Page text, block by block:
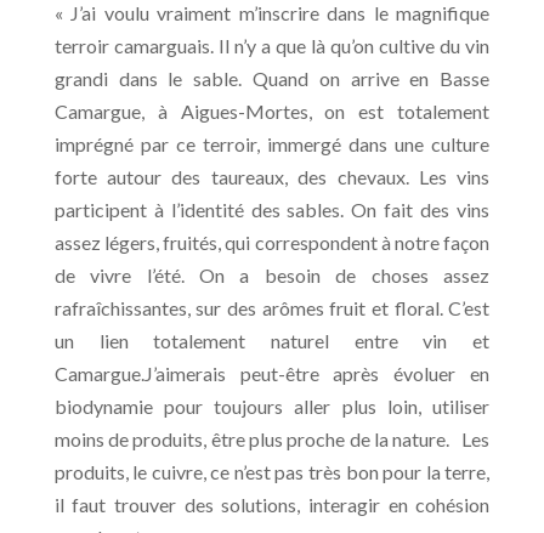
« J’ai voulu vraiment m’inscrire dans le magnifique
terroir camarguais. Il n’y a que là qu’on cultive du vin
grandi dans le sable. Quand on arrive en Basse
Camargue, à Aigues-Mortes, on est totalement
imprégné par ce terroir, immergé dans une culture
forte autour des taureaux, des chevaux. Les vins
participent à l’identité des sables. On fait des vins
assez légers, fruités, qui correspondent à notre façon
de vivre l’été. On a besoin de choses assez
rafraîchissantes, sur des arômes fruit et floral. C’est
un lien totalement naturel entre vin et
Camargue.J’aimerais peut-être après évoluer en
biodynamie pour toujours aller plus loin, utiliser
moins de produits, être plus proche de la nature. Les
produits, le cuivre, ce n’est pas très bon pour la terre,
il faut trouver des solutions, interagir en cohésion